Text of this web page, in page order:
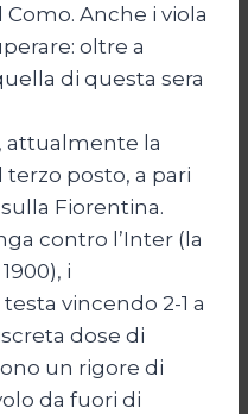
Anche i viola
oltre a
di questa sera
attualmente la
terzo posto, a pari
Fiorentina.
contro l’Inter (la
i
vincendo 2-1 a
dose di
un rigore di
da fuori di